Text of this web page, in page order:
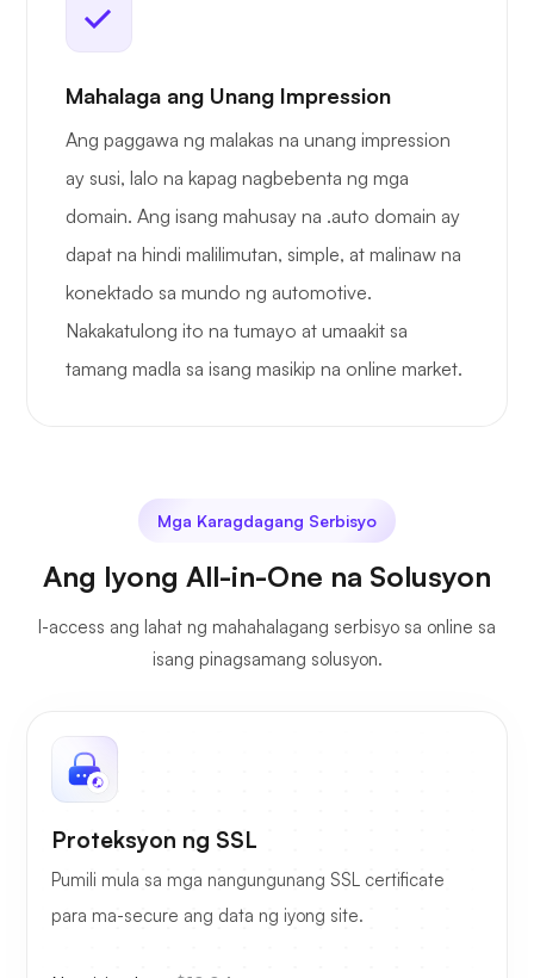
Mahalaga ang Unang Impression
Ang paggawa ng malakas na unang impression
ay susi, lalo na kapag nagbebenta ng mga
domain. Ang isang mahusay na .auto domain ay
dapat na hindi malilimutan, simple, at malinaw na
konektado sa mundo ng automotive.
Nakakatulong ito na tumayo at umaakit sa
tamang madla sa isang masikip na online market.
Mga Karagdagang Serbisyo
Ang Iyong All-in-One na Solusyon
I-access ang lahat ng mahahalagang serbisyo sa online sa
isang pinagsamang solusyon.
Proteksyon ng SSL
Pumili mula sa mga nangungunang SSL certificate
para ma-secure ang data ng iyong site.